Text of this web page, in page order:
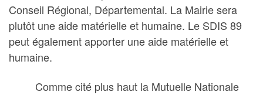
Conseil Régional, Départemental. La Mairie sera
plutôt une aide matérielle et humaine. Le SDIS 89
peut également apporter une aide matérielle et
humaine.
Comme cité plus haut la Mutuelle Nationale